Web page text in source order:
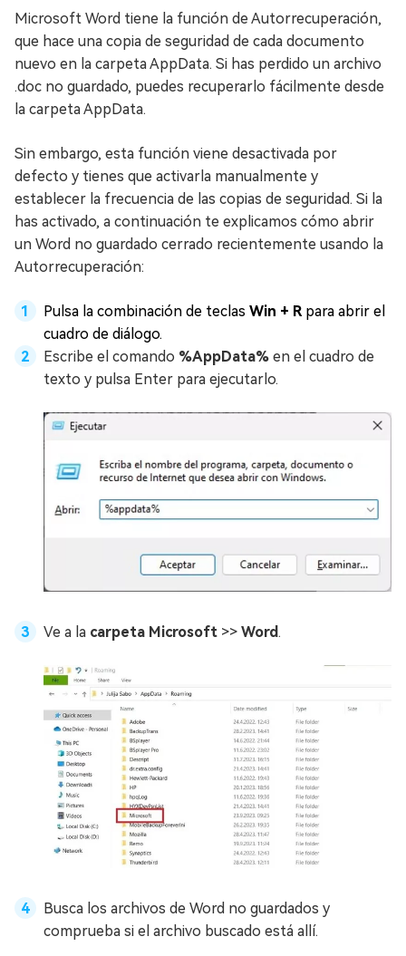
Microsoft Word tiene la función de Autorrecuperación,
que hace una copia de seguridad de cada documento
nuevo en la carpeta AppData. Si has perdido un archivo
.doc no guardado, puedes recuperarlo fácilmente desde
la carpeta AppData.
Sin embargo, esta función viene desactivada por
defecto y tienes que activarla manualmente y
establecer la frecuencia de las copias de seguridad. Si la
has activado, a continuación te explicamos cómo abrir
un Word no guardado cerrado recientemente usando la
Autorrecuperación:
Pulsa la combinación de teclas Win + Rpara abrir el
cuadro de diálogo.
Escribe el comando %AppData% en el cuadro de
texto y pulsa Enter para ejecutarlo.
Ve a la carpeta Microsoft >> Word.
Busca los archivos de Word no guardados y
comprueba si el archivo buscado está allí.